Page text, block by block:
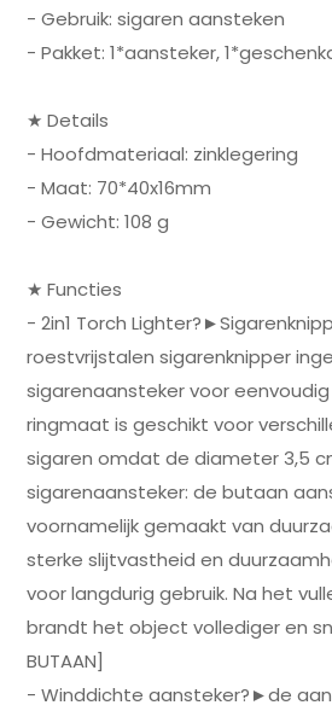
- Gebruik: sigaren aansteken
- Pakket: 1*aansteker,
★ Details
- Hoofdmateriaal: zinklegering
- Maat: 70*40x16mm
- Gewicht: 108 g
★ Functies
- 2in1 Torch
roestvrijstalen sigarenknipper
sigarenaansteker voor eenvoudig
ringmaat is geschikt voor
sigaren omdat de diameter 3,5
sigarenaansteker: de butaan
voornamelijk gemaakt van
sterke slijtvastheid en
voor langdurig gebruik. Na het
brandt het object vollediger en
BUTAAN]
- Winddichte aansteker?►de